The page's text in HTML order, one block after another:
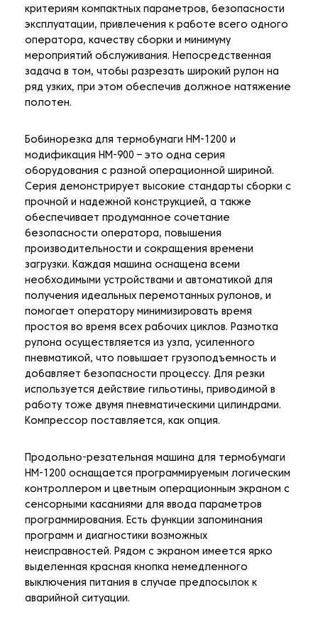
критериям компактных параметров, безопасности
эксплуатации, привлечения к работе всего одного
оператора, качеству сборки и минимуму
мероприятий обслуживания. Непосредственная
задача в том, чтобы разрезать широкий рулон на
ряд узких, при этом обеспечив должное натяжение
полотен.
Бобинорезка для термобумаги HM-1200 и
модификация HM-900 – это одна серия
оборудования с разной операционной шириной.
Серия демонстрирует высокие стандарты сборки с
прочной и надежной конструкцией, а также
обеспечивает продуманное сочетание
безопасности оператора, повышения
производительности и сокращения времени
загрузки. Каждая машина оснащена всеми
необходимыми устройствами и автоматикой для
получения идеальных перемотанных рулонов, и
помогает оператору минимизировать время
простоя во время всех рабочих циклов. Размотка
рулона осуществляется из узла, усиленного
пневматикой, что повышает грузоподъемность и
добавляет безопасности процессу. Для резки
используется действие гильотины, приводимой в
работу тоже двумя пневматическими цилиндрами.
Компрессор поставляется, как опция.
Продольно-резательная машина для термобумаги
HM-1200 оснащается программируемым логическим
контроллером и цветным операционным экраном с
сенсорными касаниями для ввода параметров
программирования. Есть функции запоминания
программ и диагностики возможных
неисправностей. Рядом с экраном имеется ярко
выделенная красная кнопка немедленного
выключения питания в случае предпосылок к
аварийной ситуации.